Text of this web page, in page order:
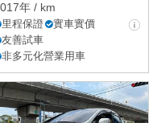
年 / km
里程保證
實車實價
友善試車
非多元化營業用車